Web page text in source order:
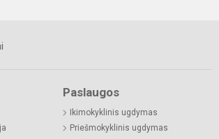
Paslaugos
Ikimokyklinis ugdymas
Priešmokyklinis ugdymas